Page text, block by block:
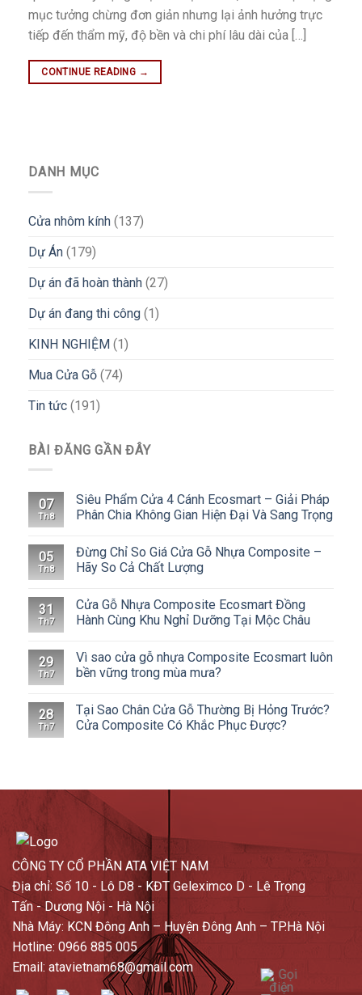
mục tưởng chừng đơn giản nhưng lại ảnh hưởng trực
tiếp đến thẩm mỹ, độ bền và chi phí lâu dài của […]
CONTINUE READING →
DANH MỤC
Cửa nhôm kính (137)
Dự Án (179)
Dự án đã hoàn thành (27)
Dự án đang thi công (1)
KINH NGHIỆM (1)
Mua Cửa Gỗ (74)
Tin tức (191)
BÀI ĐĂNG GẦN ĐÂY
07
Th8
Siêu Phẩm Cửa 4 Cánh Ecosmart – Giải Pháp
Phân Chia Không Gian Hiện Đại Và Sang Trọng
05
Th8
Đừng Chỉ So Giá Cửa Gỗ Nhựa Composite –
Hãy So Cả Chất Lượng
31
Th7
Cửa Gỗ Nhựa Composite Ecosmart Đồng
Hành Cùng Khu Nghỉ Dưỡng Tại Mộc Châu
29
Th7
Vì sao cửa gỗ nhựa Composite Ecosmart luôn
bền vững trong mùa mưa?
28
Th7
Tại Sao Chân Cửa Gỗ Thường Bị Hỏng Trước?
Cửa Composite Có Khắc Phục Được?
CÔNG TY CỔ PHẦN ATA VIỆT NAM
Địa chỉ: Số 10 - Lô D8 - KĐT Geleximco D - Lê Trọng
Tấn - Dương Nội - Hà Nội
Nhà Máy: KCN Đông Anh – Huyện Đông Anh – TP.Hà Nội
Hotline: 0966 885 005
Email: atavietnam68@gmail.com